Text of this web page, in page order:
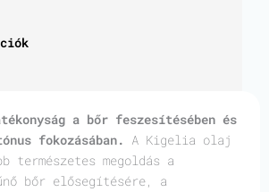
a bőr feszesítésében és
fokozásában. A Kigelia olaj
természetes megoldás a
bőr elősegítésére, a